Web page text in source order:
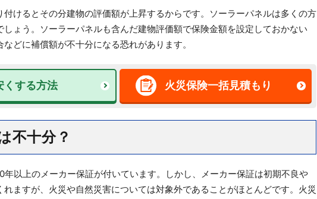
けるとその分建物の評価額が上昇するからです。ソーラーパネルは多くの方
ょう。ソーラーパネルも含んだ建物評価額で保険金額を設定しておかない
どに補償額が不十分になる恐れがあります。
くする方法 火災保険一括見積もり
不十分？
年以上のメーカー保証が付いています。しかし、メーカー保証は初期不良や
ますが、火災や自然災害については対象外であることがほとんどです。火災